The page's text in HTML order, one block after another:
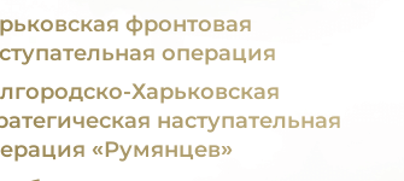
фронтовая
операция
Харьковская
наступательная
«Румянцев»